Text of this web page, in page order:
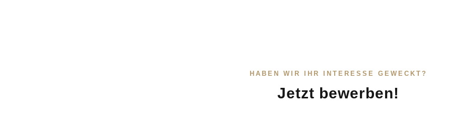
HABEN WIR IHR INTERESSE GEWECKT?
Jetzt bewerben!